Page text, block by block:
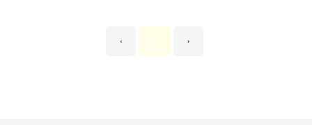
‹ 1 ›